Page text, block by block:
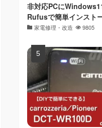
非対応PCに
Rufusで簡単インスト
家電修理・改造 9805